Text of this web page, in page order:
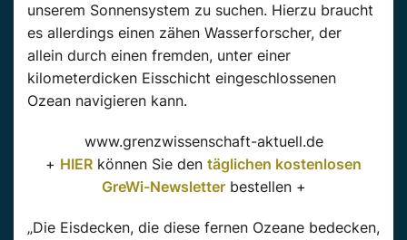
unserem Sonnensystem zu suchen. Hierzu braucht
es allerdings einen zähen Wasserforscher, der
allein durch einen fremden, unter einer
kilometerdicken Eisschicht eingeschlossenen
Ozean navigieren kann.
www.grenzwissenschaft-aktuell.de
+ HIER können Sie den täglichen kostenlosen
GreWi-Newsletterbestellen +
„Die Eisdecken, die diese fernen Ozeane bedecken,